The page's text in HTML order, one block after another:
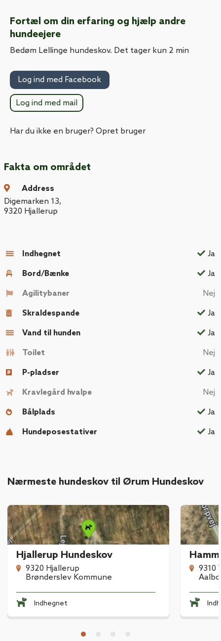
Fortæl om din erfaring og hjælp andre
hundeejere
Bedøm Lellinge hundeskov. Det tager kun 2 min
Log ind med Facebook
Log ind med mail
Har du ikke en bruger? Opret bruger
Fakta om området
Address
Digemarken 13,
9320 Hjallerup
Indhegnet Ja
Bord/Bænke Ja
Agilitybaner Nej
Skraldespande Ja
Vand til hunden Ja
Toilet Nej
P-pladser Ja
Kravlegård hvalpe Nej
Bålplads Ja
Hundeposestativer Ja
Nærmeste hundeskov til Ørum Hundeskov
Hjallerup Hundeskov
9320 Hjallerup
Brønderslev Kommune
Indhegnet
9310